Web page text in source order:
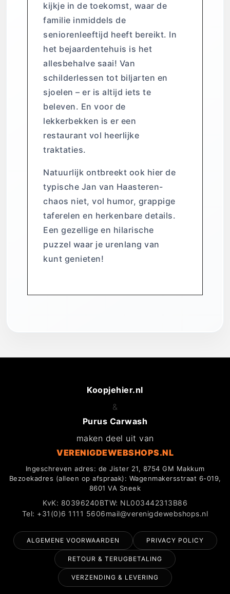
kijkje in de toekomst, waar de
familie inmiddels de
seniorenleeftijd heeft bereikt. In
het bejaardentehuis is het
allesbehalve saai! Van
schilderlessen tot biljarten en
sjoelen – er is altijd iets te
beleven. En voor de
lekkerbekken is er een
restaurant vol heerlijke
traktaties.
Natuurlijk ontbreekt ook hier de
typische Jan van Haasteren-
chaos niet, vol humor, grappige
taferelen en herkenbare details.
Een gezellige en hilarische
puzzel waar je urenlang van
kunt genieten!
Koopjehier.nl
&
Purus Carwash
maken deel uit van
VERENIGDEWEBSHOPS.NL
Ingeschreven adres: de Jister 21, 8754 GM Makkum
Bezoekadres (alleen op afspraak): Wagenmakersstraat 6-019,
8601 VA Sneek
KvK: 80396240BTW: NL003442313B86
Tel: +31(0)6 1111 5606mail@verenigdewebshops.nl
ALGEMENE VOORWAARDEN PRIVACY POLICY
RETOUR & TERUGBETALING
VERZENDING & LEVERING